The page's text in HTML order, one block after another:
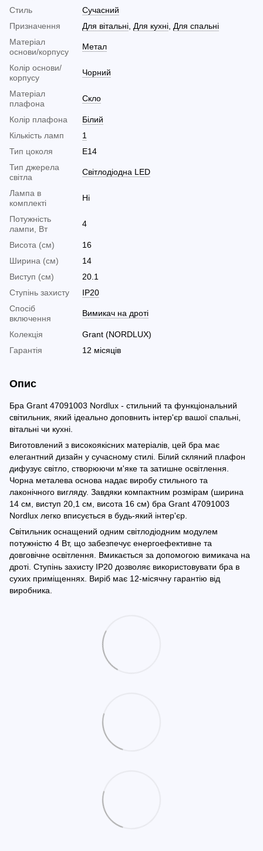
Стиль
Сучасний
Призначення
Для вітальні, Для кухні, Для спальні
Матеріал
основи/корпусу
Метал
Колір основи/
корпусу
Чорний
Матеріал
плафона
Скло
Колір плафона
Білий
Кількість ламп
1
Тип цоколя
E14
Тип джерела
світла
Світлодіодна LED
Лампа в
комплекті
Ні
Потужність
лампи, Вт
4
Висота (см)
16
Ширина (см)
14
Виступ (см)
20.1
Ступінь захисту
IP20
Спосіб
включення
Вимикач на дроті
Колекція
Grant (NORDLUX)
Гарантія
12 місяців
Опис
Бра Grant 47091003 Nordlux - стильний та функціональний
світильник, який ідеально доповнить інтер'єр вашої спальні,
вітальні чи кухні.
Виготовлений з високоякісних матеріалів, цей бра має
елегантний дизайн у сучасному стилі. Білий скляний плафон
дифузує світло, створюючи м'яке та затишне освітлення.
Чорна металева основа надає виробу стильного та
лаконічного вигляду. Завдяки компактним розмірам (ширина
14 см, виступ 20,1 см, висота 16 см) бра Grant 47091003
Nordlux легко вписується в будь-який інтер'єр.
Світильник оснащений одним світлодіодним модулем
потужністю 4 Вт, що забезпечує енергоефективне та
довговічне освітлення. Вмикається за допомогою вимикача на
дроті. Ступінь захисту IP20 дозволяє використовувати бра в
сухих приміщеннях. Виріб має 12-місячну гарантію від
виробника.